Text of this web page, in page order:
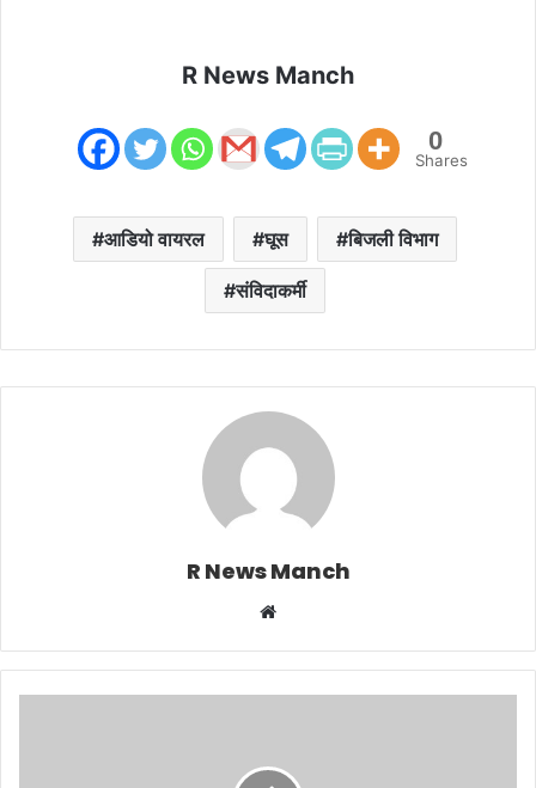
R News Manch
0
Shares
आडियो वायरल घूस बिजली विभाग
संविदाकर्मी
R News Manch
Website